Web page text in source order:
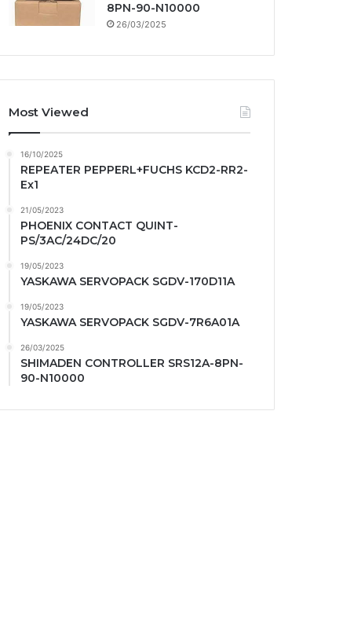
8PN-90-N10000
26/03/2025
Most Viewed
16/10/2025
REPEATER PEPPERL+FUCHS KCD2-RR2-
Ex1
21/05/2023
PHOENIX CONTACT QUINT-
PS/3AC/24DC/20
19/05/2023
YASKAWA SERVOPACK SGDV-170D11A
19/05/2023
YASKAWA SERVOPACK SGDV-7R6A01A
26/03/2025
SHIMADEN CONTROLLER SRS12A-8PN-
90-N10000